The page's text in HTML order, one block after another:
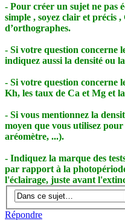
- Pour créer un sujet ne pas
simple , soyez clair et précis
d’orthographes.
- Si votre question concerne
indiquez aussi la densité ou
- Si votre question concerne
Kh, les taux de Ca et Mg et
- Si vous mentionnez la
moyen que vous utilisez
aréomètre, ...).
- Indiquez la marque des
par rapport à la
l'éclairage, juste avant
Répondre